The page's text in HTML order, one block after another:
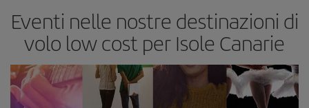
Eventi nelle nostre destinazioni di
volo low cost per Isole Canarie